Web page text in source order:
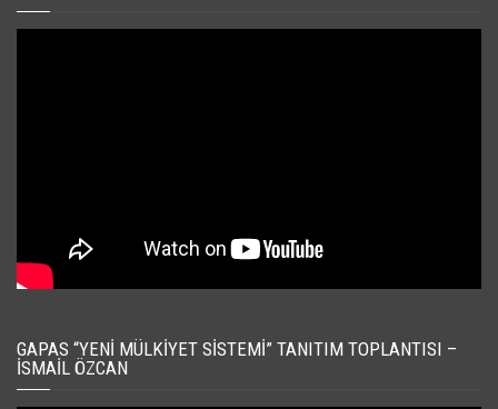
GAPAS “YENI MÜLKIYET SISTEMI” TANITIM TOPLANTISI –
İSMAIL ÖZCAN